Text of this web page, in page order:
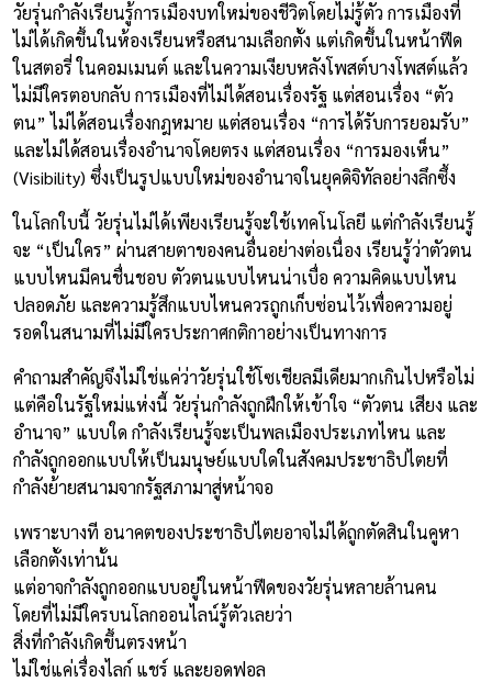
วัยรุ่นกำลังเรียนรู้การเมืองบทใหม่ของชีวิตโดยไม่รู้ตัว การเมืองที่
ไม่ได้เกิดขึ้นในห้องเรียนหรือสนามเลือกตั้ง แต่เกิดขึ้นในหน้าฟีด
ในสตอรี่ ในคอมเมนต์ และในความเงียบหลังโพสต์บางโพสต์แล้ว
ไม่มีใครตอบกลับ การเมืองที่ไม่ได้สอนเรื่องรัฐ แต่สอนเรื่อง “ตัว
ตน” ไม่ได้สอนเรื่องกฎหมาย แต่สอนเรื่อง “การได้รับการยอมรับ”
และไม่ได้สอนเรื่องอำนาจโดยตรง แต่สอนเรื่อง “การมองเห็น”
(Visibility) ซึ่งเป็นรูปแบบใหม่ของอำนาจในยุคดิจิทัลอย่างลึกซึ้ง
ในโลกใบนี้ วัยรุ่นไม่ได้เพียงเรียนรู้จะใช้เทคโนโลยี แต่กำลังเรียนรู้
จะ “เป็นใคร” ผ่านสายตาของคนอื่นอย่างต่อเนื่อง เรียนรู้ว่าตัวตน
แบบไหนมีคนชื่นชอบ ตัวตนแบบไหนน่าเบื่อ ความคิดแบบไหน
ปลอดภัย และความรู้สึกแบบไหนควรถูกเก็บซ่อนไว้เพื่อความอยู่
รอดในสนามที่ไม่มีใครประกาศกติกาอย่างเป็นทางการ
คำถามสำคัญจึงไม่ใช่แค่ว่าวัยรุ่นใช้โซเชียลมีเดียมากเกินไปหรือไม่
แต่คือในรัฐใหม่แห่งนี้ วัยรุ่นกำลังถูกฝึกให้เข้าใจ “ตัวตน เสียง และ
อำนาจ” แบบใด กำลังเรียนรู้จะเป็นพลเมืองประเภทไหน และ
กำลังถูกออกแบบให้เป็นมนุษย์แบบใดในสังคมประชาธิปไตยที่
กำลังย้ายสนามจากรัฐสภามาสู่หน้าจอ
เพราะบางที อนาคตของประชาธิปไตยอาจไม่ได้ถูกตัดสินในคูหา
เลือกตั้งเท่านั้น
แต่อาจกำลังถูกออกแบบอยู่ในหน้าฟีดของวัยรุ่นหลายล้านคน
โดยที่ไม่มีใครบนโลกออนไลน์รู้ตัวเลยว่า
สิ่งที่กำลังเกิดขึ้นตรงหน้า
ไม่ใช่แค่เรื่องไลก์ แชร์ และยอดฟอล